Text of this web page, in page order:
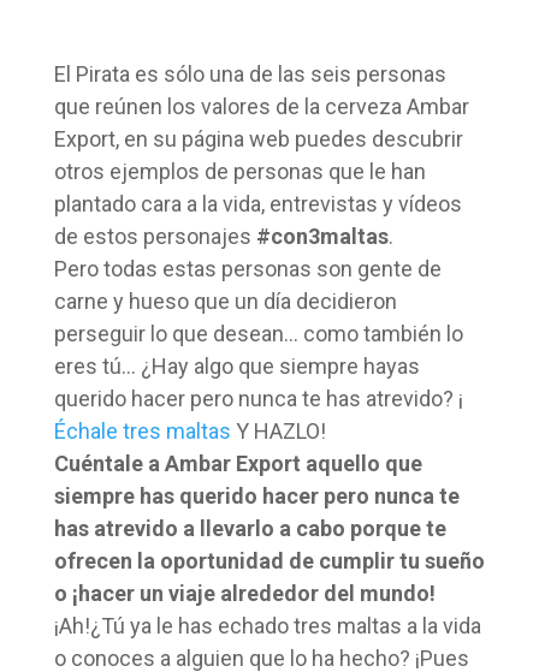
El Pirata es sólo una de las seis personas
que reúnen los valores de la cerveza Ambar
Export, en su página web puedes descubrir
otros ejemplos de personas que le han
plantado cara a la vida, entrevistas y vídeos
de estos personajes #con3maltas.
Pero todas estas personas son gente de
carne y hueso que un día decidieron
perseguir lo que desean… como también lo
eres tú… ¿Hay algo que siempre hayas
querido hacer pero nunca te has atrevido? ¡
Échale tres maltas Y HAZLO!
Cuéntale a Ambar Export aquello que
siempre has querido hacer pero nunca te
has atrevido a llevarlo a cabo porque te
ofrecen la oportunidad de cumplir tu sueño
o ¡hacer un viaje alrededor del mundo!
¡Ah!¿Tú ya le has echado tres maltas a la vida
o conoces a alguien que lo ha hecho? ¡Pues